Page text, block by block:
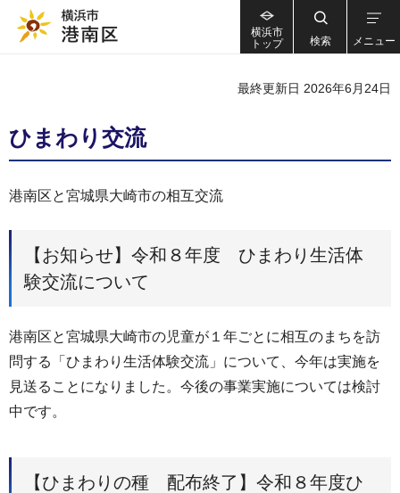
横浜市
トップ
検索 メニュー
最終更新日 2026年6月24日
ひまわり交流
港南区と宮城県大崎市の相互交流
【お知らせ】令和８年度 ひまわり生活体
験交流について
港南区と宮城県大崎市の児童が１年ごとに相互のまちを訪
問する「ひまわり生活体験交流」について、今年は実施を
見送ることになりました。今後の事業実施については検討
中です。
【ひまわりの種 配布終了】令和８年度ひ